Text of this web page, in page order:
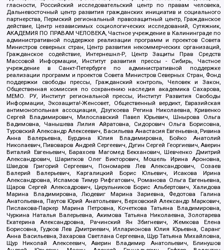
гласности, Российский исследовательский центр по правам человека,
Дальневосточный центр развития гражданских инициатив и социального
партнерства, Пермский региональный правозащитный центр, Гражданское
действие, Центр независимых социологических исследований, Сутяжник,
АКАДЕМИЯ ПО ПРАВАМ ЧЕЛОВЕКА, Частное учреждение в Калининграде по
административной поддержке реализации программ и проектов Совета
Министров северных стран, Центр развития некоммерческих организаций,
Гражданское содействие, Интернешнл-Р, Центр Защиты Прав Средств
Массовой Информации, Институт развития прессы - Сибирь, Частное
учреждение в Санкт-Петербурге по административной поддержке
реализации программ и проектов Совета Министров Северных Стран, Фонд
поддержки свободы прессы, Гражданский контроль, Человек и Закон,
Общественная комиссия по сохранению наследия академика Сахарова,
МЕМО. РУ, Институт региональной прессы, Институт Развития Свободы
Информации, Экозащита!-Женсовет, Общественный вердикт, Евразийская
антимонопольная ассоциация, Дзугкоева Регина Николаевна, Кривенко
Сергей Владимирович, Милославский Павел Юрьевич, Шнырова Ольга
Вадимовна, Чанышева Лилия Айратовна, Сидорович Ольга Борисовна,
Туровский Александр Алексеевич, Васильева Анастасия Евгеньевна, Ривина
Анна Валерьевна, Бурдина Юлия Владимировна, Бойко Анатолий
Николаевич, Пивоваров Андрей Сергеевич, Дугин Сергей Георгиевич, Аверин
Виталий Евгеньевич, Барахоев Магомед Бекханович, Шевченко Дмитрий
Александрович, Шарипков Олег Викторович, Мошель Ирина Ароновна,
Шведов Григорий Сергеевич, Пономарев Лев Александрович, Созаев
Валерий Валерьевич, Каргалицкий Борис Юльевич, Исакова Ирина
Александровна, Исламов Тимур Рифгатович, Романова Ольга Евгеньевна,
Щаров Сергей Алексадрович, Цирульников Борис Альбертович, Халидова
Марина Владимировна, Людевиг Марина Зариевна, Федотова Галина
Анатольевна, Паутов Юрий Анатольевич, Верховский Александр Маркович,
Пислакова-Паркер Марина Петровна, Кочеткова Татьяна Владимировна,
Чуркина Наталья Валерьевна, Акимова Татьяна Николаевна, Золотарева
Екатерина Александровна, Рачинский Ян Збигневич, Жемкова Елена
Борисовна, Гудков Лев Дмитриевич, Илларионова Юлия Юрьевна, Саранг
Анна Васильевна, Захарова Светлана Сергеевна, Щур Татьяна Михайловна,
Щур Николай Алексеевич, Аверин Владимир Анатольевич, Блинушов